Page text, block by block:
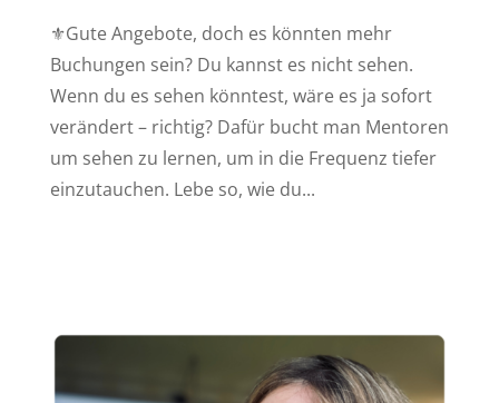
⚜️Gute Angebote, doch es könnten mehr
Buchungen sein? Du kannst es nicht sehen.
Wenn du es sehen könntest, wäre es ja sofort
verändert – richtig? Dafür bucht man Mentoren
um sehen zu lernen, um in die Frequenz tiefer
einzutauchen. Lebe so, wie du...